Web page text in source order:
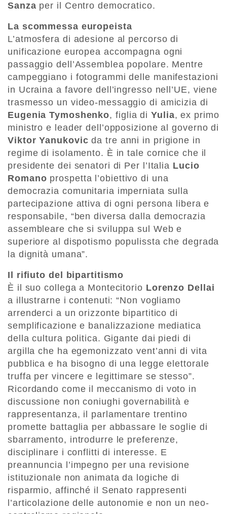
Sanza per il Centro democratico.
La scommessa europeista
L’atmosfera di adesione al percorso di
unificazione europea accompagna ogni
passaggio dell’Assemblea popolare. Mentre
campeggiano i fotogrammi delle manifestazioni
in Ucraina a favore dell’ingresso nell’UE, viene
trasmesso un video-messaggio di amicizia di
Eugenia Tymoshenko, figlia diYulia, ex primo
ministro e leader dell’opposizione al governo di
Viktor Yanukovic da tre anni in prigione in
regime di isolamento. È in tale cornice che il
presidente dei senatori di Per l’Italia Lucio
Romano prospetta l’obiettivo di una
democrazia comunitaria imperniata sulla
partecipazione attiva di ogni persona libera e
responsabile, “ben diversa dalla democrazia
assembleare che si sviluppa sul Web e
superiore al dispotismo populissta che degrada
la dignità umana”.
Il rifiuto del bipartitismo
È il suo collega a Montecitorio Lorenzo Dellai
a illustrarne i contenuti: “Non vogliamo
arrenderci a un orizzonte bipartitico di
semplificazione e banalizzazione mediatica
della cultura politica. Gigante dai piedi di
argilla che ha egemonizzato vent’anni di vita
pubblica e ha bisogno di una legge elettorale
truffa per vincere e legittimare se stesso”.
Ricordando come il meccanismo di voto in
discussione non coniughi governabilità e
rappresentanza, il parlamentare trentino
promette battaglia per abbassare le soglie di
sbarramento, introdurre le preferenze,
disciplinare i conflitti di interesse. E
preannuncia l’impegno per una revisione
istituzionale non animata da logiche di
risparmio, affinché il Senato rappresenti
l’articolazione delle autonomie e non un neo-